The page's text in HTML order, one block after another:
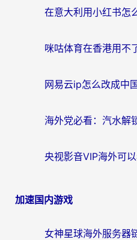
加速国内游戏